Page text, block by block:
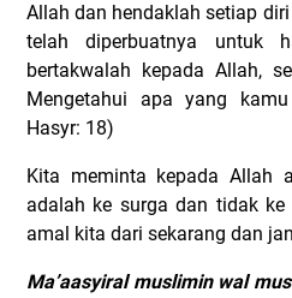
Allah dan hendaklah setiap
telah diperbuatnya untuk
bertakwalah kepada Allah,
Mengetahui apa yang
Hasyr: 18)
Kita meminta kepada Allah
adalah ke surga dan tidak ke
amal kita dari sekarang dan
Ma’aasyiral muslimin wal